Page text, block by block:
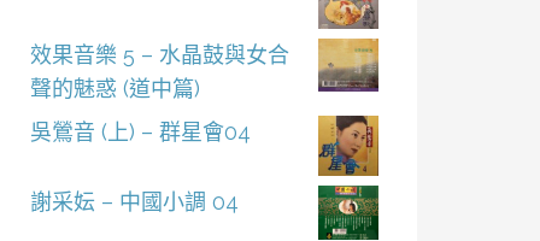
效果音樂 5 – 水晶鼓與女合
聲的魅惑 (道中篇)
吳鶯音 (上) – 群星會04
謝采妘 – 中國小調 04